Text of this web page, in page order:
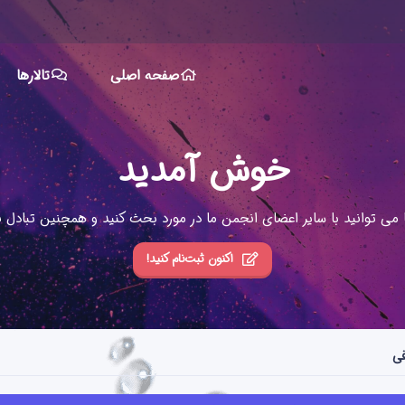
صفحه اصلی تالارها
خوش آمدید
می توانید با سایر اعضای انجمن ما در مورد بحث کنید و همچنین تبادل
اکنون ثبت‌نام کنید!